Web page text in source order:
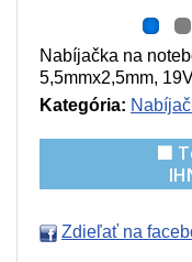
Nabíjačka na
5,5mmx2,5mm,
Kategória:
🟩
Zdieľať na